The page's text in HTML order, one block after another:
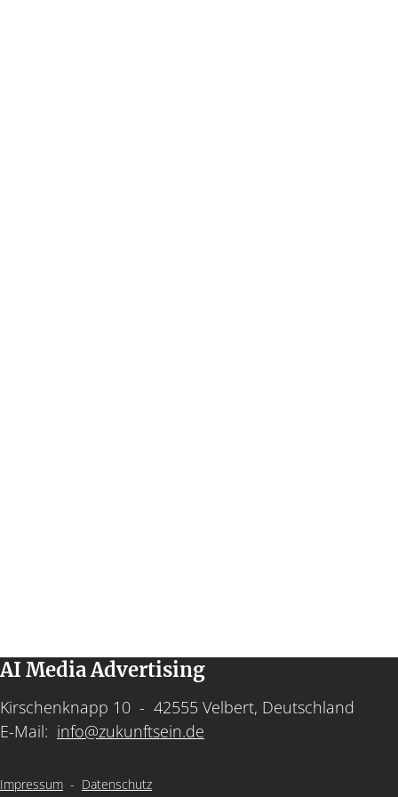
AI Media Advertising
Kirschenknapp 10 - 42555 Velbert, Deutschland
E-Mail: info@zukunftsein.de
Impressum - Datenschutz